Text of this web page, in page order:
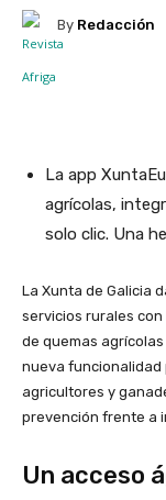
By Redacción
La app
agrícolas,
solo clic. Una
La Xunta de Galicia
servicios rurales
de quemas
nueva
agricultores y
prevención frente a
Un acceso